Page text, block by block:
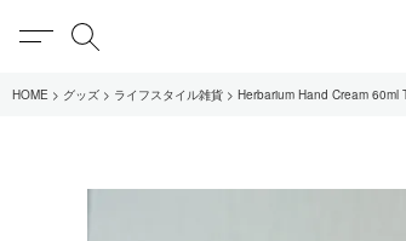
MENU
HOME グッズ ライフスタイル雑貨 Herbarium Hand Cream 60ml